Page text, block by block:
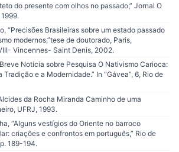
do presente com olhos no passado,” Jornal O
“Precisões Brasileiras sobre um estado passado
modernos,”tese de doutorado, Paris,
Vincennes- Saint Denis, 2002.
Notícia sobre Pesquisa O Nativismo Carioca:
e a Modernidade.” In “Gávea”, 6, Rio de
da Rocha Miranda Caminho de uma
UFRJ, 1993.
“Alguns vestígios do Oriente no barroco
criações e confrontos em português,” Rio de
189-194.